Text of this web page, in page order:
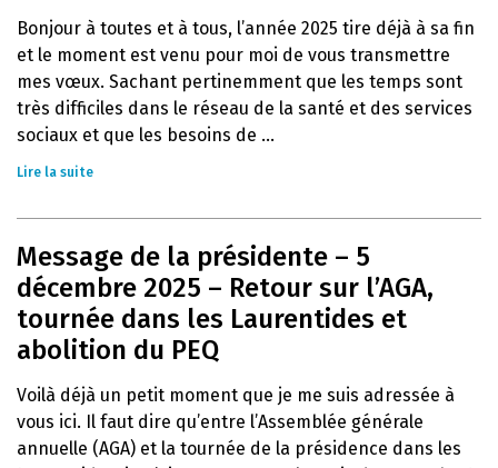
Bonjour à toutes et à tous, l’année 2025 tire déjà à sa fin
et le moment est venu pour moi de vous transmettre
mes vœux. Sachant pertinemment que les temps sont
très difficiles dans le réseau de la santé et des services
sociaux et que les besoins de ...
Lire la suite
Message de la présidente – 5
décembre 2025 – Retour sur l’AGA,
tournée dans les Laurentides et
abolition du PEQ
Voilà déjà un petit moment que je me suis adressée à
vous ici. Il faut dire qu’entre l’Assemblée générale
annuelle (AGA) et la tournée de la présidence dans les